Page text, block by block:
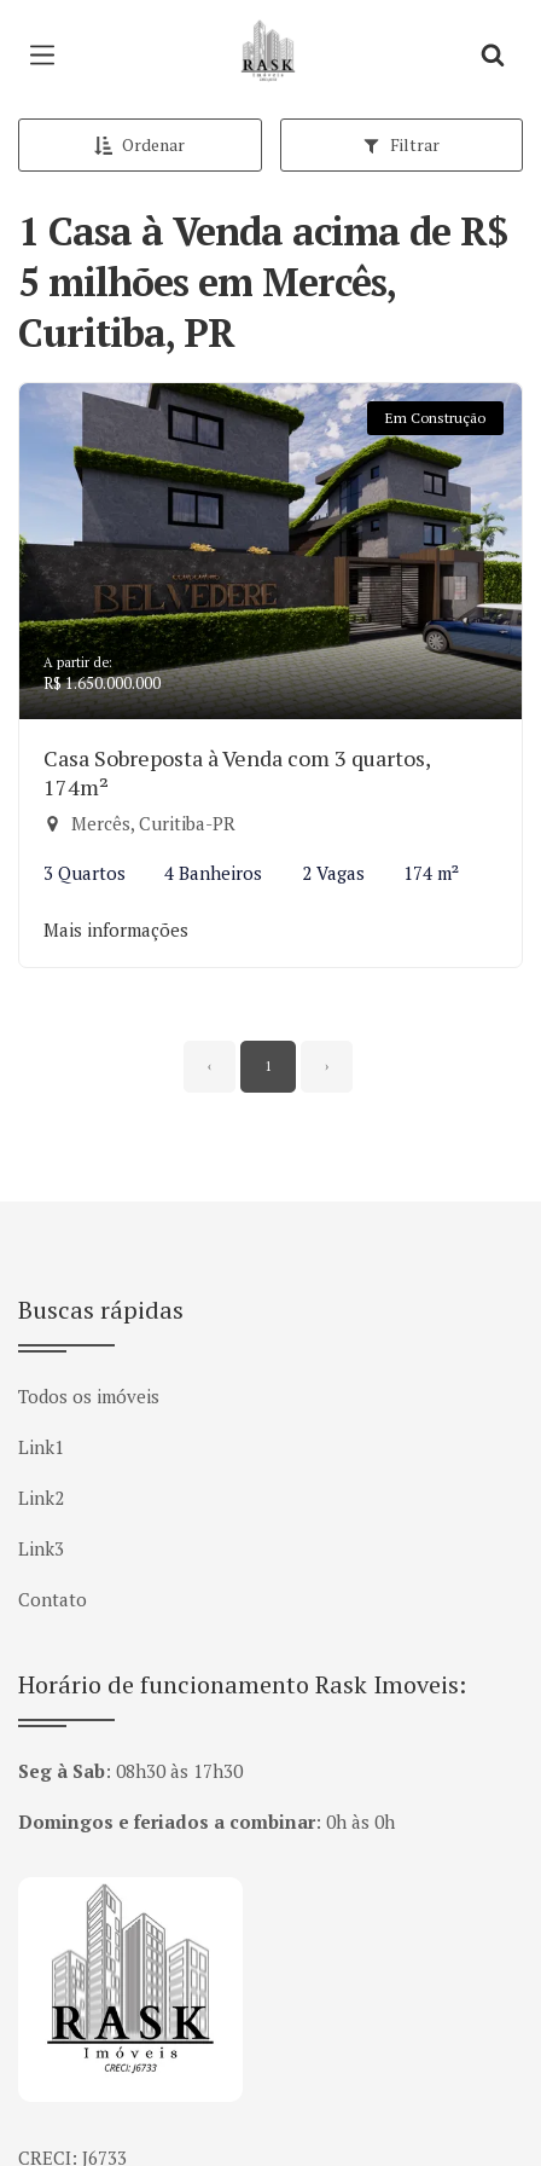
Página inicial
Ordenar Filtrar
1 Casa à Venda acima de R$
5 milhões em Mercês,
Curitiba, PR
Em Construção
A partir de:
R$ 1.650.000.000
Casa Sobreposta à Venda com 3 quartos,
174m²
Mercês, Curitiba-PR
3 Quartos 4 Banheiros 2 Vagas 174 m²
Mais informações
‹ 1 ›
Buscas rápidas
Todos os imóveis
Link1
Link2
Link3
Contato
Horário de funcionamento Rask Imoveis:
Seg à Sab: 08h30 às 17h30
Domingos e feriados a combinar: 0h às 0h
Página inicial
CRECI: J6733